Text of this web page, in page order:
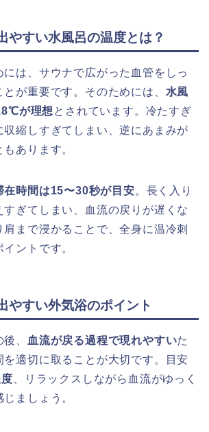
やすい水風呂の温度とは？
には、サウナで広がった血管をしっ
が重要です。そのためには、 水風
が理想 とされています。冷たすぎ
収縮しすぎてしまい、逆にあまみが
あります。
在時間は15〜30秒が目安。長く入り
ぎてしまい、血流の戻りが遅くな
肩まで浸かることで、全身に温冷刺
ントです。
やすい外気浴のポイント
、 血流が戻る過程で現れやすいた
を適切に取ることが大切です。目安
、リラックスしながら血流がゆっく
ましょう。